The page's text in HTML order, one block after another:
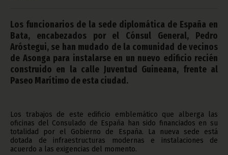
Los funcionarios de la sede diplomática de España en
Bata, encabezados por el Cónsul General, Pedro
Aróstegui, se han mudado de la comunidad de vecinos
de Asonga para instalarse en un nuevo edificio recién
construido en la calle Juventud Guineana, frente al
Paseo Marítimo de esta ciudad.
Los trabajos de este edificio emblemático que alberga las
oficinas del Consulado de España han sido financiados en su
totalidad por el Gobierno de España. La nueva sede está
dotada de infraestructuras modernas e instalaciones de
acuerdo a las exigencias del momento.